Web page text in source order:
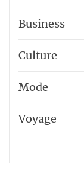
Business
Culture
Mode
Voyage